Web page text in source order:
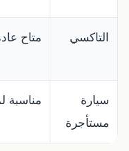
التاكسي متاح
سيارة
مستأجرة
مناسبة